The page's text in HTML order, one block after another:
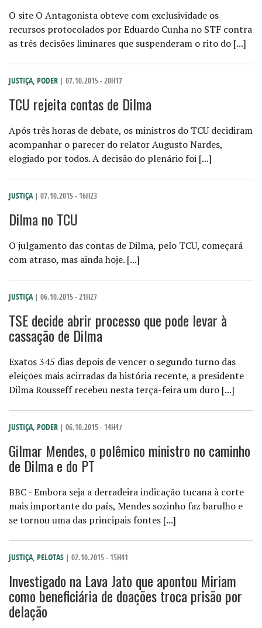
O site O Antagonista obteve com exclusividade os
recursos protocolados por Eduardo Cunha no STF contra
as três decisões liminares que suspenderam o rito do [...]
JUSTIÇA, PODER | 07.10.2015 - 20H17
TCU rejeita contas de Dilma
Após três horas de debate, os ministros do TCU decidiram
acompanhar o parecer do relator Augusto Nardes,
elogiado por todos. A decisão do plenário foi [...]
JUSTIÇA | 07.10.2015 - 16H23
Dilma no TCU
O julgamento das contas de Dilma, pelo TCU, começará
com atraso, mas ainda hoje. [...]
JUSTIÇA | 06.10.2015 - 21H27
TSE decide abrir processo que pode levar à
cassação de Dilma
Exatos 345 dias depois de vencer o segundo turno das
eleições mais acirradas da história recente, a presidente
Dilma Rousseff recebeu nesta terça-feira um duro [...]
JUSTIÇA, PODER | 06.10.2015 - 14H47
Gilmar Mendes, o polêmico ministro no caminho
de Dilma e do PT
BBC - Embora seja a derradeira indicação tucana à corte
mais importante do país, Mendes sozinho faz barulho e
se tornou uma das principais fontes [...]
JUSTIÇA, PELOTAS | 02.10.2015 - 15H41
Investigado na Lava Jato que apontou Miriam
como beneficiária de doações troca prisão por
delação